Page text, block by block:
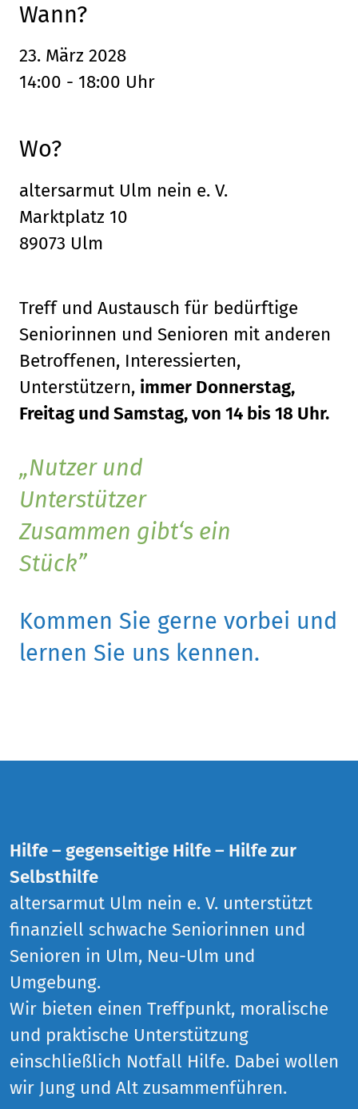
Wann?
23. März 2028
14:00 - 18:00 Uhr
Wo?
altersarmut Ulm nein e. V.
Marktplatz 10
89073 Ulm
Treff und Austausch für bedürftige
Seniorinnen und Senioren mit anderen
Betroffenen, Interessierten,
Unterstützern, immer Donnerstag,
Freitag und Samstag, von 14 bis 18 Uhr.
Nutzer und
Unterstützer
Zusammen gibt‘s ein
Stück
Kommen Sie gerne vorbei und
lernen Sie uns kennen.
Hilfe – gegenseitige Hilfe – Hilfe zur
Selbsthilfe
altersarmut Ulm nein e. V. unterstützt
finanziell schwache Seniorinnen und
Senioren in Ulm, Neu-Ulm und
Umgebung.
Wir bieten einen Treffpunkt, moralische
und praktische Unterstützung
einschließlich Notfall Hilfe. Dabei wollen
wir Jung und Alt zusammenführen.